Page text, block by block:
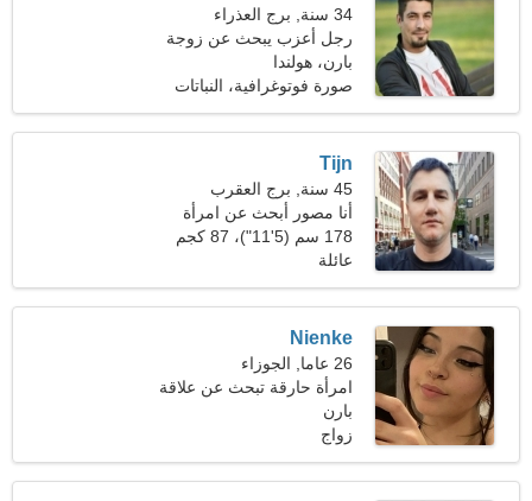
34 سنة, برج العذراء
رجل أعزب يبحث عن زوجة
25-32
بارن، هولندا
صورة فوتوغرافية، النباتات
Tijn
45 سنة, برج العقرب
أنا مصور أبحث عن امرأة
رائعة
178 سم (5'11")، 87 كجم
(191 رطلا)
عائلة
Nienke
26 عاما, الجوزاء
امرأة حارقة تبحث عن علاقة
حقيقية
بارن
زواج